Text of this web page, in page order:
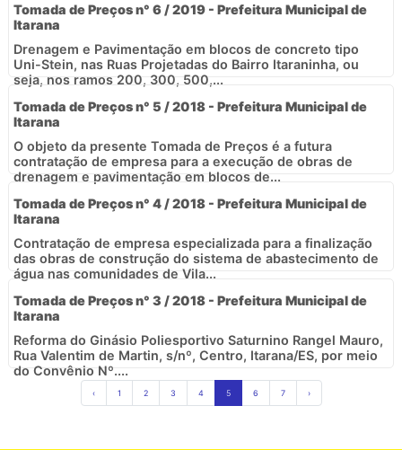
Tomada de Preços n° 6 / 2019 - Prefeitura Municipal de
Itarana
Drenagem e Pavimentação em blocos de concreto tipo
Uni-Stein, nas Ruas Projetadas do Bairro Itaraninha, ou
seja, nos ramos 200, 300, 500,...
Tomada de Preços n° 5 / 2018 - Prefeitura Municipal de
Itarana
O objeto da presente Tomada de Preços é a futura
contratação de empresa para a execução de obras de
drenagem e pavimentação em blocos de...
Tomada de Preços n° 4 / 2018 - Prefeitura Municipal de
Itarana
Contratação de empresa especializada para a finalização
das obras de construção do sistema de abastecimento de
água nas comunidades de Vila...
Tomada de Preços n° 3 / 2018 - Prefeitura Municipal de
Itarana
Reforma do Ginásio Poliesportivo Saturnino Rangel Mauro,
Rua Valentim de Martin, s/nº, Centro, Itarana/ES, por meio
do Convênio Nº....
‹ 1 2 3 4 5 6 7 ›